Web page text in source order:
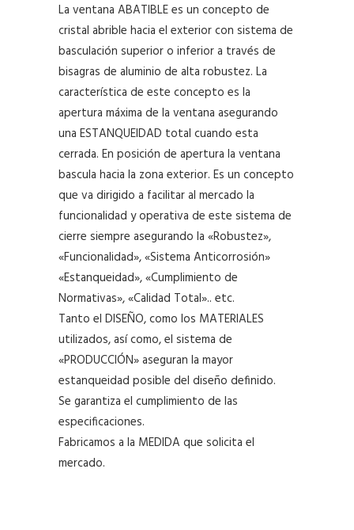
La ventana ABATIBLE es un concepto de
cristal abrible hacia el exterior con sistema de
basculación superior o inferior a través de
bisagras de aluminio de alta robustez. La
característica de este concepto es la
apertura máxima de la ventana asegurando
una ESTANQUEIDAD total cuando esta
cerrada. En posición de apertura la ventana
bascula hacia la zona exterior. Es un concepto
que va dirigido a facilitar al mercado la
funcionalidad y operativa de este sistema de
cierre siempre asegurando la «Robustez»,
«Funcionalidad», «Sistema Anticorrosión»
«Estanqueidad», «Cumplimiento de
Normativas», «Calidad Total».. etc.
Tanto el DISEÑO, como los MATERIALES
utilizados, así como, el sistema de
«PRODUCCIÓN» aseguran la mayor
estanqueidad posible del diseño definido.
Se garantiza el cumplimiento de las
especificaciones.
Fabricamos a la MEDIDA que solicita el
mercado.